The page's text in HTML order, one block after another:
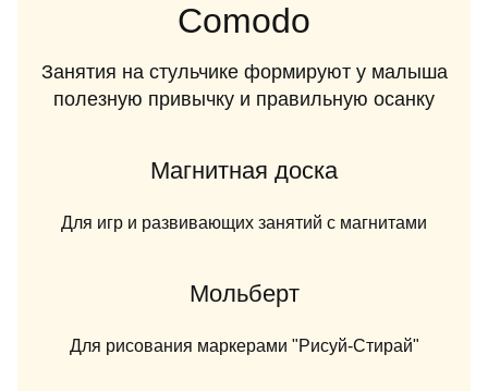
Comodo
Занятия на стульчике формируют у малыша
полезную привычку и правильную осанку
Магнитная доска
Для игр и развивающих занятий с магнитами
Мольберт
Для рисования маркерами "Рисуй-Стирай"